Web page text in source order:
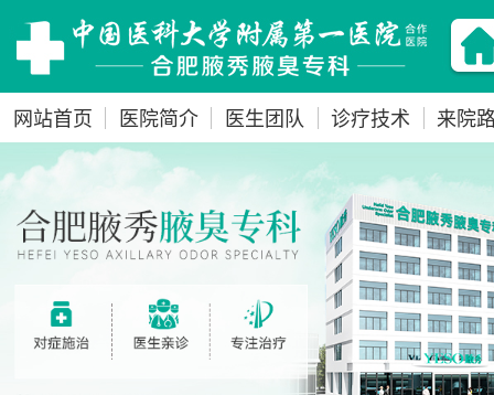
网站首页 医院简介 医生团队 诊疗技术 来院